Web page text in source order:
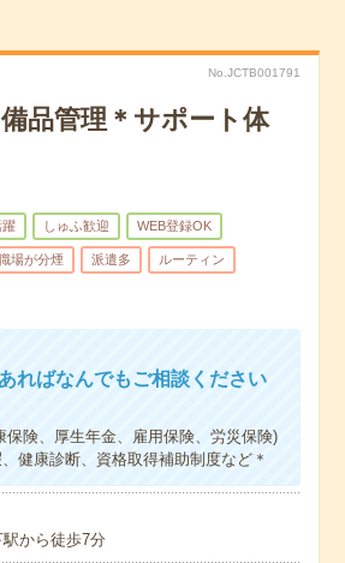
No.JCTB001791
品管理＊サポート体
躍 しゅふ歓迎 WEB登録OK
場が分煙 派遣多 ルーティン
ればなんでもご相談ください
険、厚生年金、雇用保険、労災保険)
健康診断、資格取得補助制度など＊
から徒歩7分